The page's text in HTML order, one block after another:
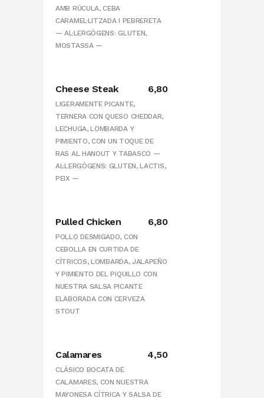
AMB RÚCULA, CEBA
CARAMEL·LITZADA I PEBRERETA
— AL·LERGÒGENS: GLUTEN,
MOSTASSA —
Cheese Steak 6,80
LIGERAMENTE PICANTE,
TERNERA CON QUESO CHEDDAR,
LECHUGA, LOMBARDA Y
PIMIENTO, CON UN TOQUE DE
RAS AL HANOUT Y TABASCO —
AL·LERGÒGENS: GLUTEN, LACTIS,
PEIX —
Pulled Chicken 6,80
POLLO DESMIGADO, CON
CEBOLLA EN CURTIDA DE
CÍTRICOS, LOMBARDA, JALAPEÑO
Y PIMIENTO DEL PIQUILLO CON
NUESTRA SALSA PICANTE
ELABORADA CON CERVEZA
STOUT
Calamares 4,50
CLÁSICO BOCATA DE
CALAMARES, CON NUESTRA
MAYONESA CÍTRICA Y SALSA DE